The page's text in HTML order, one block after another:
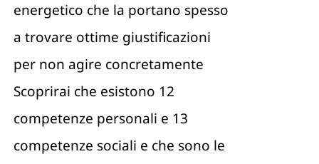
energetico che la portano spesso
a trovare ottime giustificazioni
per non agire concretamente
Scoprirai che esistono 12
competenze personali e 13
competenze sociali e che sono le